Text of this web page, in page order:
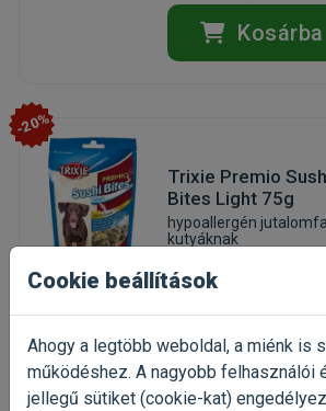
Kosárba
-20%
Trixie Premio
Bites Light 75g
hypoallergén
kutyáknak
Gyártó:
Egységár: 14 747 Ft /
Raktáron
1 106 Ft 1 383 Ft
Cookie beállítások
Ahogy a legtöbb weboldal, a miénk is
működéshez. A nagyobb felhasználói
jellegű sütiket (cookie-kat)